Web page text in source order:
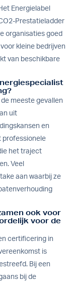
Energielabel
Prestatieladder
organisaties goed
kleine bedrijven
van beschikbare
meeste gevallen
uit
en
professionele
het traject
Veel
aan waarbij ze
ook voor
voor de
certificering in
is
Bij een
bij de